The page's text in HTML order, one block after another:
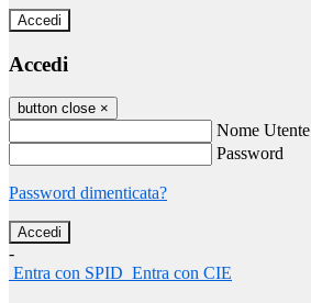
Accedi
Accedi
button close ×
Nome Utente
Password
Password dimenticata?
-
Entra con SPID Entra con CIE